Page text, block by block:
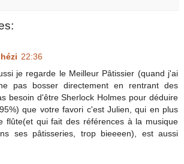
22:36
je regarde le Meilleur Pâtissier (quand j'ai
pas bosser directement en rentrant des
besoin d'être Sherlock Holmes pour déduire
que votre favori c'est Julien, qui en plus
flûte(et qui fait des références à la musique
ses pâtisseries, trop bieeeen), est aussi